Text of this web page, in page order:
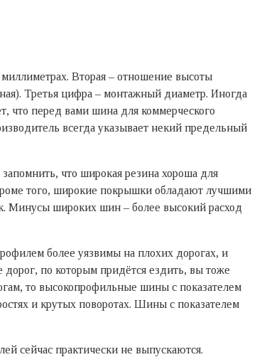
Вторая – отношение высоты
Третья цифра – монтажный диаметр. Иногда
что перед вами шина для коммерческого
всегда указывает некий предельный
что широкая резина хороша для
того, широкие покрышки обладают лучшими
Минусы широких шин – более высокий расход
более уязвимы на плохих дорогах, и
дорог, по которым придётся ездить, вы тоже
то высокопрофильные шины с показателем
и крутых поворотах. Шины с показателем
сейчас практически не выпускаются.